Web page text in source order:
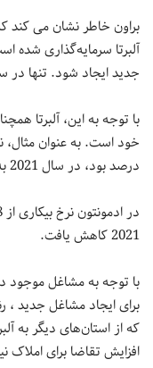
جدید ایجاد شود. تنها در سال 2022، 7030 شغل جدید
با توجه به این، آلبرتا
درصد بود، در سال 2021 به 8.4 درصد کاهش یافته است.
2021 کاهش یافت.
با توجه به مشاغل موجود
که از استان‌های دیگر به
افزایش تقاضا برای املاک